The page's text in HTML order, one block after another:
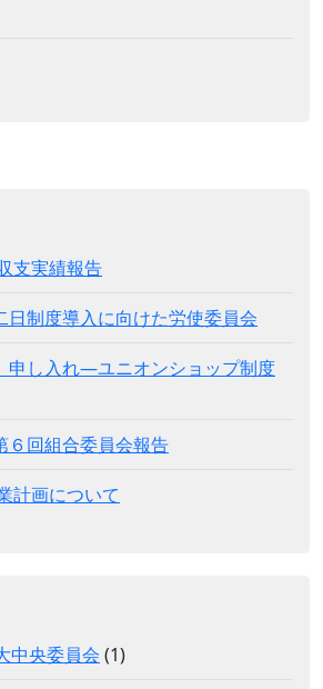
支実績報告
日制度導入に向けた労使委員会
し入れ―ユニオンショップ制度
回組合委員会報告
計画について
央委員会 (1)